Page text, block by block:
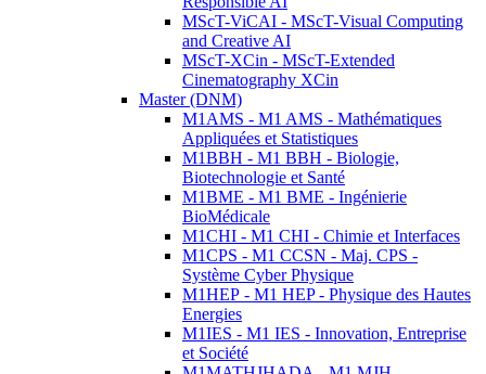
MScT-ViCAI - MScT-Visual Computing
and Creative AI
MScT-XCin - MScT-Extended
Cinematography XCin
Master (DNM)
M1AMS - M1 AMS - Mathématiques
Appliquées et Statistiques
M1BBH - M1 BBH - Biologie,
Biotechnologie et Santé
M1BME - M1 BME - Ingénierie
BioMédicale
M1CHI - M1 CHI - Chimie et Interfaces
M1CPS - M1 CCSN - Maj. CPS -
Système Cyber Physique
M1HEP - M1 HEP - Physique des Hautes
Energies
M1IES - M1 IES - Innovation, Entreprise
et Société